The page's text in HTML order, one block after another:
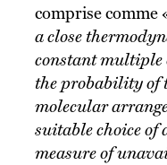
comprise comme
a close
constant
the probability of
molecular
suitable choice of
measure of